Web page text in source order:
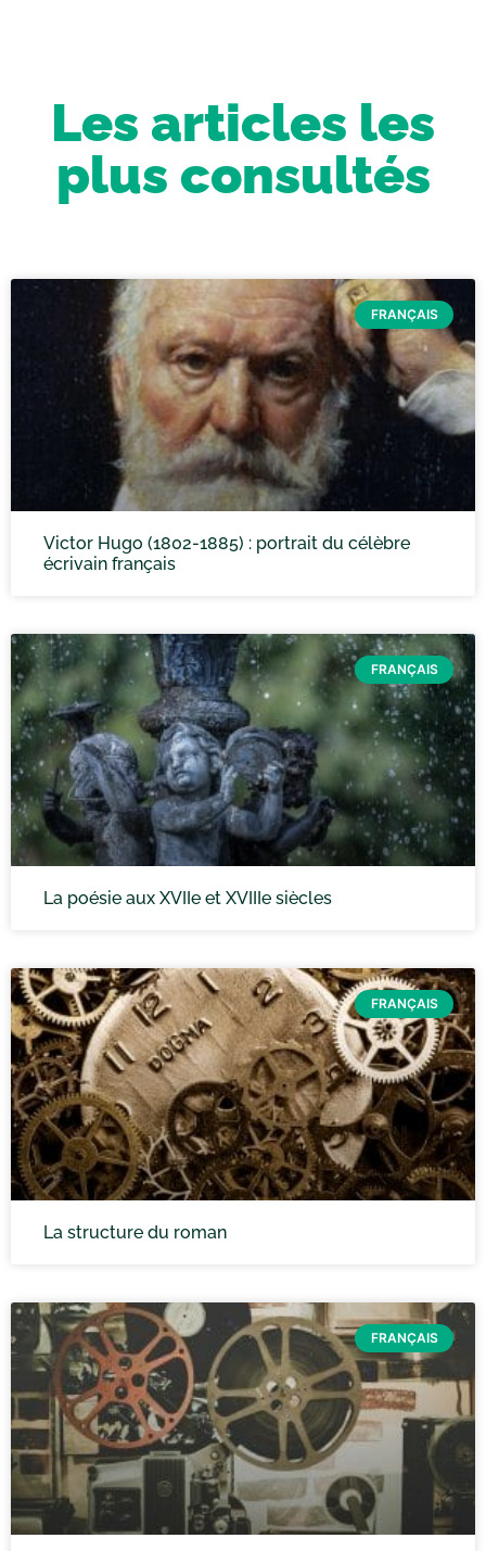
Les articles les
plus consultés
FRANÇAIS
Victor Hugo (1802-1885) : portrait du célèbre
écrivain français
FRANÇAIS
La poésie aux XVIIe et XVIIIe siècles
FRANÇAIS
La structure du roman
FRANÇAIS